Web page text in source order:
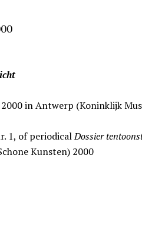
in Antwerp (Koninklijk
1, of periodicalDossier
Kunsten) 2000